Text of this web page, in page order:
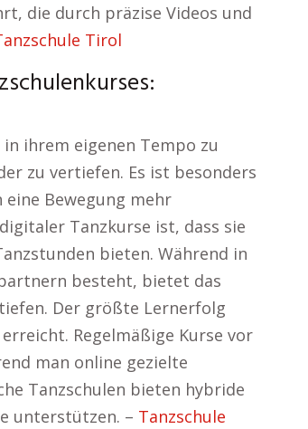
die durch präzise Videos und
Tirol
ihrem eigenen Tempo zu
zu vertiefen. Es ist besonders
Bewegung mehr
Tanzkurse ist, dass sie
bieten. Während in
besteht, bietet das
Der größte Lernerfolg
Regelmäßige Kurse vor
man online gezielte
Tanzschulen bieten hybride
unterstützen. – Tanzschule